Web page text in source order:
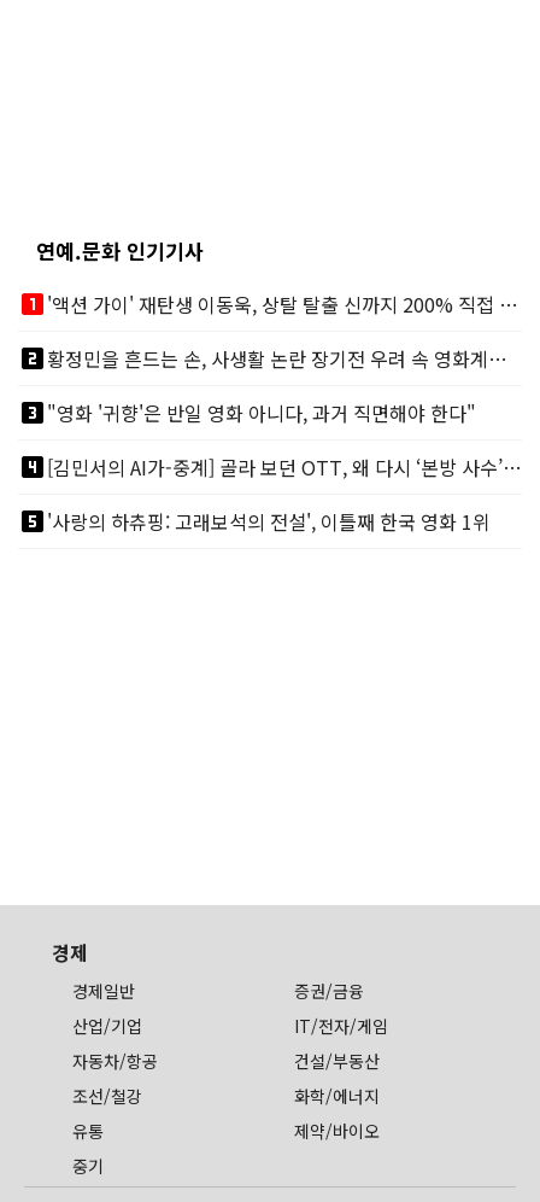
연예.문화 인기기사
looks_one
'액션 가이' 재탄생 이동욱, 상탈 탈출 신까지 200% 직접 소화
looks_two
황정민을 흔드는 손, 사생활 논란 장기전 우려 속 영화계도 리스크
looks_3"영화 '귀향'은 반일 영화 아니다, 과거 직면해야 한다"
looks_4
[김민서의 AI가-중계] 골라 보던 OTT, 왜 다시 ‘본방 사수’를 부르나
looks_5'사랑의 하츄핑: 고래보석의 전설', 이틀째 한국 영화 1위
경제
경제일반
증권/금융
산업/기업
IT/전자/게임
자동차/항공
건설/부동산
조선/철강
화학/에너지
유통
제약/바이오
중기